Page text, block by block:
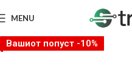
MENU
Вашиот попуст -10%